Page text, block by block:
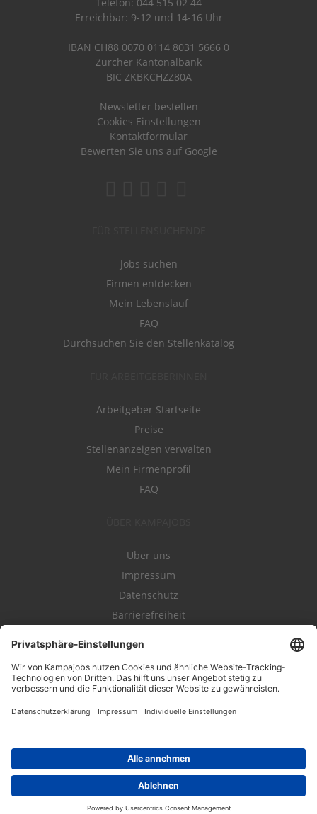
Telefon: 044 515 02 44
Erreichbar: 9-12 und 14-16 Uhr
IBAN CH88 0070 0114 8031 5666 0
Zürcher Kantonalbank
BIC ZKBKCHZZ80A
Newsletter bestellen
Cookies Einstellungen
Kontaktformular
Bewerten Sie uns auf Google
Jobs suchen
Firmen entdecken
Mein Lebenslauf
FAQ
Durchsuchen Sie den Stellenkatalog
Arbeitgeber Startseite
Preise
Stellenanzeigen verwalten
Mein Firmenprofil
FAQ
Über uns
Impressum
Datenschutz
Barrierefreiheit
Kampahire
Kampagnenforum
LeadNow
© 2004-2019 Kampajobs GmbH. Alle Rechte vorbehalten